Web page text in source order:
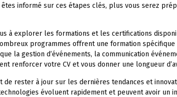
informé sur ces étapes clés, plus vous serez
à explorer les formations et les certifications
programmes offrent une formation
la gestion d’événements, la communication
renforcer votre CV et vous donner une longueur
de rester à jour sur les dernières tendances et
évoluent rapidement et peuvent avoir un